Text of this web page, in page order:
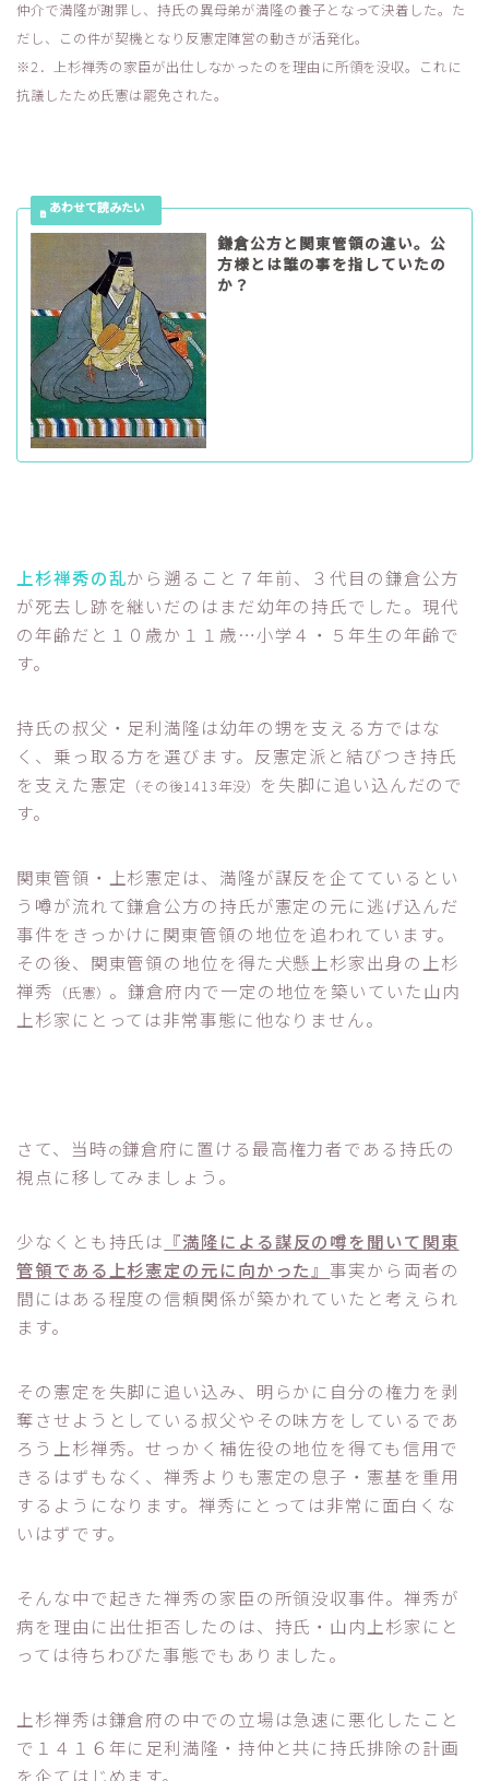
仲介で満隆が謝罪し、持氏の異母弟が満隆の養子となって決着した。た
だし、この件が契機となり反憲定陣営の動きが活発化。
※2．上杉禅秀の家臣が出仕しなかったのを理由に所領を没収。これに
抗議したため氏憲は罷免された。
鎌倉公方と関東管領の違い。公
方様とは誰の事を指していたの
か？
上杉禅秀の乱から遡ること７年前、３代目の鎌倉公方
が死去し跡を継いだのはまだ幼年の持氏でした。現代
の年齢だと１０歳か１１歳…小学４・５年生の年齢で
す。
持氏の叔父・足利満隆は幼年の甥を支える方ではな
く、乗っ取る方を選びます。反憲定派と結びつき持氏
を支えた憲定
（その後1413年没） を失脚に追い込んだので
す。
関東管領・上杉憲定は、満隆が謀反を企てているとい
う噂が流れて鎌倉公方の持氏が憲定の元に逃げ込んだ
事件をきっかけに関東管領の地位を追われています。
その後、関東管領の地位を得た犬懸上杉家出身の上杉
禅秀
（氏憲） 。鎌倉府内で一定の地位を築いていた山内
上杉家にとっては非常事態に他なりません。
さて、当時の鎌倉府に置ける最高権力者である持氏の
視点に移してみましょう。
少なくとも持氏は 『満隆による謀反の噂を聞いて関東
管領である上杉憲定の元に向かった 』事実から両者の
間にはある程度の信頼関係が築かれていたと考えられ
ます。
その憲定を失脚に追い込み、明らかに自分の権力を剥
奪させようとしている叔父やその味方をしているであ
ろう上杉禅秀。せっかく補佐役の地位を得ても信用で
きるはずもなく、禅秀よりも憲定の息子・憲基を重用
するようになります。禅秀にとっては非常に面白くな
いはずです。
そんな中で起きた禅秀の家臣の所領没収事件。禅秀が
病を理由に出仕拒否したのは、持氏・山内上杉家にと
っては待ちわびた事態でもありました。
上杉禅秀は鎌倉府の中での立場は急速に悪化したこと
で１４１６年に足利満隆・持仲と共に持氏排除の計画
を企てはじめます。